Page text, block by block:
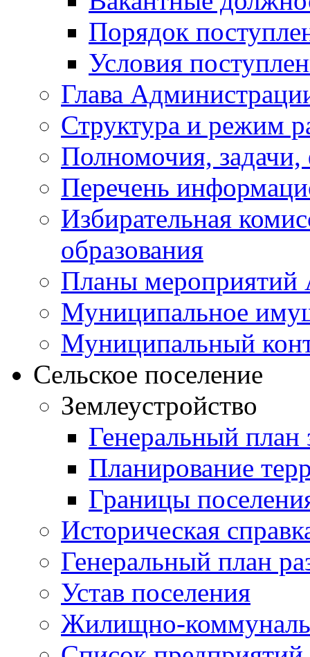
Порядок
Условия
Глава
Структура и режим
Полномочия,
Перечень
Избирательная
образования
Планы мероприятий
Муниципальное
Муниципальный
Сельское поселение
Землеустройство
Генеральный план
Планирование
Границы
Историческая
Генеральный план
Устав поселения
Жилищно-